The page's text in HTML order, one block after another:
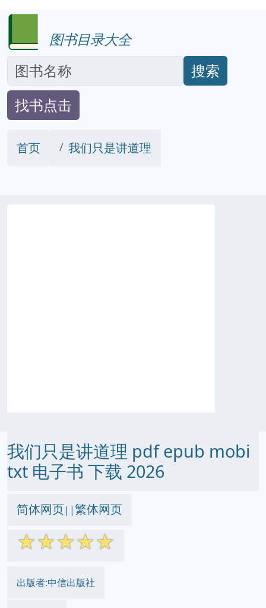
图书目录大全
搜索
找书点击
首页 我们只是讲道理
我们只是讲道理 pdf epub mobi
txt 电子书 下载 2026
简体网页||繁体网页
☆☆☆☆☆
出版者:中信出版社